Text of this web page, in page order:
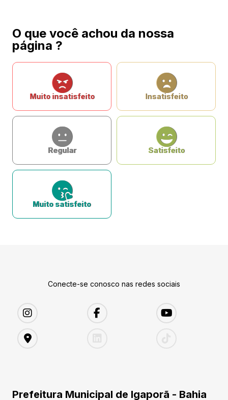
O que você achou da nossa
página ?
Muito insatisfeito Insatisfeito
Regular Satisfeito
Muito satisfeito
Conecte-se conosco nas redes sociais
Prefeitura Municipal de Igaporã - Bahia